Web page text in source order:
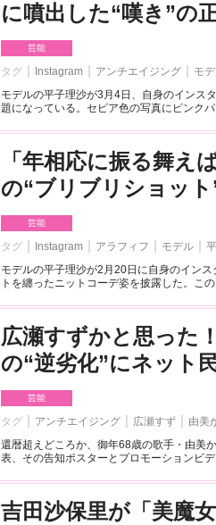
に噴出した“嘆き”の
芸能
タグ Instagram アンチエイジング モ
モデルの平子理沙が3月4日、自身のインス
題になっている。セピア色の写真にピンク
「年相応に振る舞え
の“ブリブリショッ
芸能
タグ Instagram アラフィフ モデル
モデルの平子理沙が2月20日に自身のイン
トを纏ったニットコーデ姿を披露した。こ
広瀬すずかと思った
の“逆劣化”にネット
芸能
タグ アンチエイジング 広瀬すず 由美
還暦超えどころか、御年68歳の歌手・由美
表、その告知ポスターとプロモーションビ
吉田沙保里が「美魔